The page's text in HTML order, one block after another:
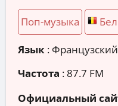
Поп-музыка
Язык : Французский
Частота : 87.7 FM
Официальный